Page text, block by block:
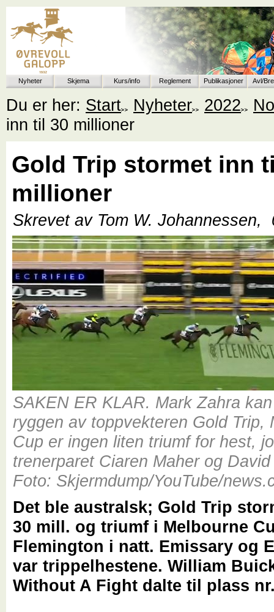
Nyheter Skjema Kurs/info Reglement Publikasjoner Avl/
Du er her: Start Nyheter 2022
inn til 30 millioner
Gold Trip stormet inn
millioner
Skrevet av Tom W. Johannessen,
SAKEN ER KLAR. Mark Zahra
ryggen av toppvekteren Gold Trip,
Cup er ingen liten triumf for hest,
trenerparet Ciaren Maher og
Foto: Skjermdump/YouTube/
Det ble australsk; Gold Trip
30 mill. og triumf i Melbourne
Flemington i natt. Emissary og
var trippelhestene. William
Without A Fight dalte til plass